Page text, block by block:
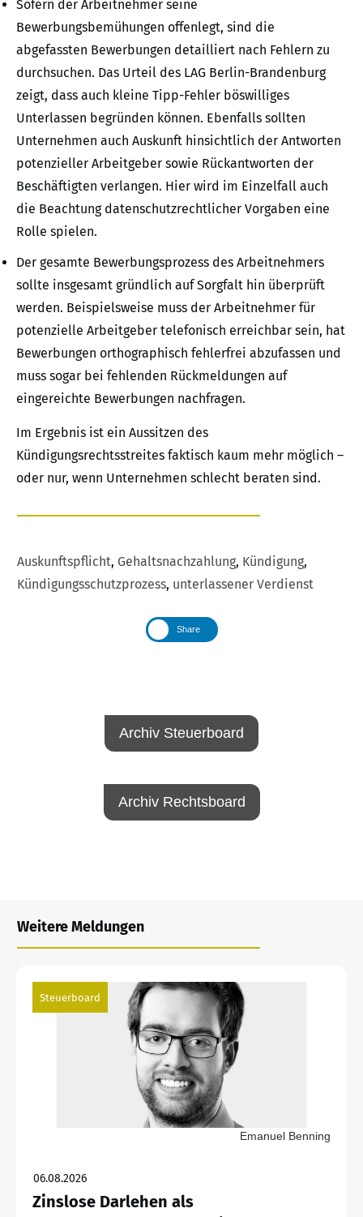
Sofern der Arbeitnehmer seine
Bewerbungsbemühungen offenlegt, sind die
abgefassten Bewerbungen detailliert nach Fehlern zu
durchsuchen. Das Urteil des LAG Berlin-Brandenburg
zeigt, dass auch kleine Tipp-Fehler böswilliges
Unterlassen begründen können. Ebenfalls sollten
Unternehmen auch Auskunft hinsichtlich der Antworten
potenzieller Arbeitgeber sowie Rückantworten der
Beschäftigten verlangen. Hier wird im Einzelfall auch
die Beachtung datenschutzrechtlicher Vorgaben eine
Rolle spielen.
Der gesamte Bewerbungsprozess des Arbeitnehmers
sollte insgesamt gründlich auf Sorgfalt hin überprüft
werden. Beispielsweise muss der Arbeitnehmer für
potenzielle Arbeitgeber telefonisch erreichbar sein, hat
Bewerbungen orthographisch fehlerfrei abzufassen und
muss sogar bei fehlenden Rückmeldungen auf
eingereichte Bewerbungen nachfragen.
Im Ergebnis ist ein Aussitzen des
Kündigungsrechtsstreites faktisch kaum mehr möglich –
oder nur, wenn Unternehmen schlecht beraten sind.
Auskunftspflicht, Gehaltsnachzahlung, Kündigung,
Kündigungsschutzprozess, unterlassener Verdienst
Share
Archiv Steuerboard
Archiv Rechtsboard
Weitere Meldungen
Steuerboard
Emanuel Benning
06.08.2026
Zinslose Darlehen als